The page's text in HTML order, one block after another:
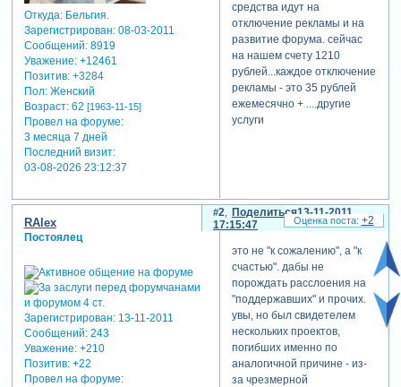
Откуда:Бельгия.
Зарегистрирован: 08-03-2011
Сообщений:8919
Уважение: +12461
Позитив: +3284
Пол:Женский
Возраст:62 [1963-11-15]
Провел на форуме:
3 месяца 7 дней
Последний визит:
03-08-2026 23:12:37
средства идут на
отключение рекламы и на
развитие форума. сейчас
на нашем счету 1210
рублей...каждое отключение
рекламы - это 35 рублей
ежемесячно + ....другие
услуги
Поделиться
2
13-11-2011
17:15:47
RAlex
Постоялец
Зарегистрирован: 13-11-2011
Сообщений:243
Уважение: +210
Позитив: +22
Провел на форуме:
это не "к сожалению", а "к
счастью". дабы не
порождать расслоения на
"поддержавших" и прочих.
увы, но был свидетелем
нескольких проектов,
погибших именно по
аналогичной причине - из-
за чрезмерной
+2